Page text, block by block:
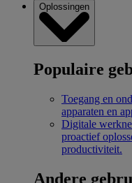
Oplossingen
Populaire
Toegang en
apparaten en
Digitale
proactief
productiviteit.
Andere